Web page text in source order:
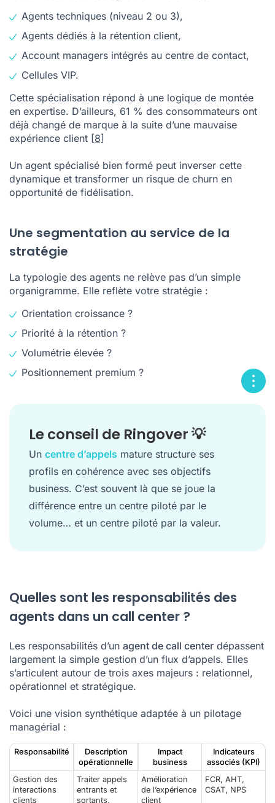
Agents techniques (niveau 2 ou 3),
Agents dédiés à la rétention client,
Account managers intégrés au centre de contact,
Cellules VIP.
Cette spécialisation répond à une logique de montée
en expertise. D’ailleurs, 61 % des consommateurs ont
déjà changé de marque à la suite d’une mauvaise
expérience client [8]
Un agent spécialisé bien formé peut inverser cette
dynamique et transformer un risque de churn en
opportunité de fidélisation.
Une segmentation au service de la
stratégie
La typologie des agents ne relève pas d’un simple
organigramme. Elle reflète votre stratégie :
Orientation croissance ?
Priorité à la rétention ?
Volumétrie élevée ?
Positionnement premium ?
Le conseil de Ringover 💡
Un centre d’appels mature structure ses
profils en cohérence avec ses objectifs
business. C’est souvent là que se joue la
différence entre un centre piloté par le
volume… et un centre piloté par la valeur.
Quelles sont les responsabilités des
agents dans un call center ?
Les responsabilités d’un agent de call center dépassent
largement la simple gestion d’un flux d’appels. Elles
s’articulent autour de trois axes majeurs : relationnel,
opérationnel et stratégique.
Voici une vision synthétique adaptée à un pilotage
managérial :
Responsabilité
Description
opérationnelle
Impact
business
Indicateurs
associés (KPI)
Gestion des
interactions
clients
Traiter appels
entrants et
sortants,
Amélioration
de l’expérience
client
FCR, AHT,
CSAT, NPS